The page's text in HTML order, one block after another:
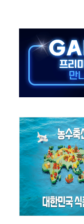
이징도 부동산 규제 철폐
영…페르세우스 유성우
50mm 이상 폭우…호우경
…온열질환 여부 조사
오전 집중 편성…체감온도